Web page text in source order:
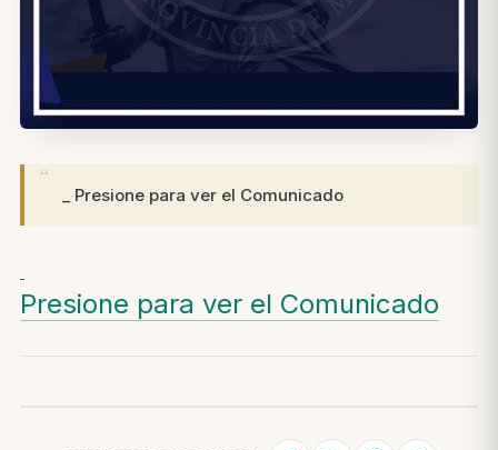
_ Presione para ver el Comunicado
Presione para ver el Comunicado